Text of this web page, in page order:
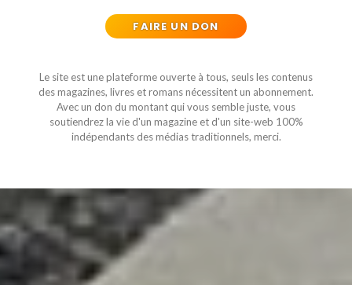
FAIRE UN DON
Le site est une plateforme ouverte à tous, seuls les contenus
des magazines, livres et romans nécessitent un abonnement.
Avec un don du montant qui vous semble juste, vous
soutiendrez la vie d'un magazine et d'un site-web 100%
indépendants des médias traditionnels, merci.